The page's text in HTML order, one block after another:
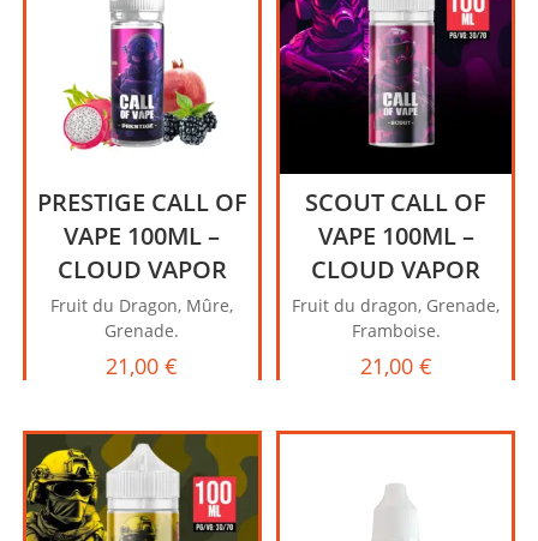
PRESTIGE CALL OF
VAPE 100ML –
CLOUD VAPOR
Fruit du Dragon, Mûre,
Grenade.
21,00€
SCOUT CALL OF
VAPE 100ML –
CLOUD VAPOR
Fruit du dragon, Grenade,
Framboise.
21,00 €